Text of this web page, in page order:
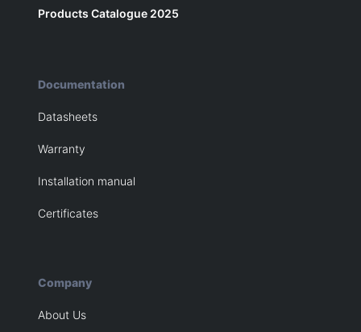
Products Catalogue 2025
Documentation
Datasheets
Warranty
Installation manual
Certificates
Company
About Us